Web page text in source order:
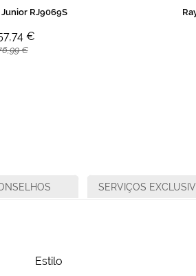
Junior RJ9069S
€
€
Estilo
SERVIÇOS